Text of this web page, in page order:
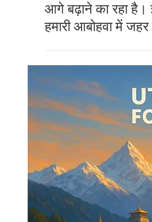
आगे बढ़ाने का रहा है।
हमारी आबोहवा में